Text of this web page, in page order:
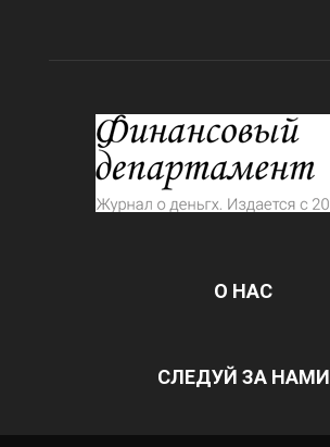
О НАС
СЛЕДУЙ ЗА НАМИ